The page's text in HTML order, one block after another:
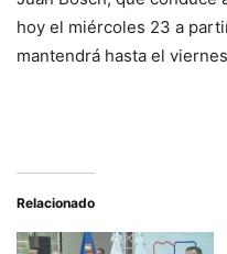
hoy el miércoles 23 a
mantendrá hasta el
Relacionado